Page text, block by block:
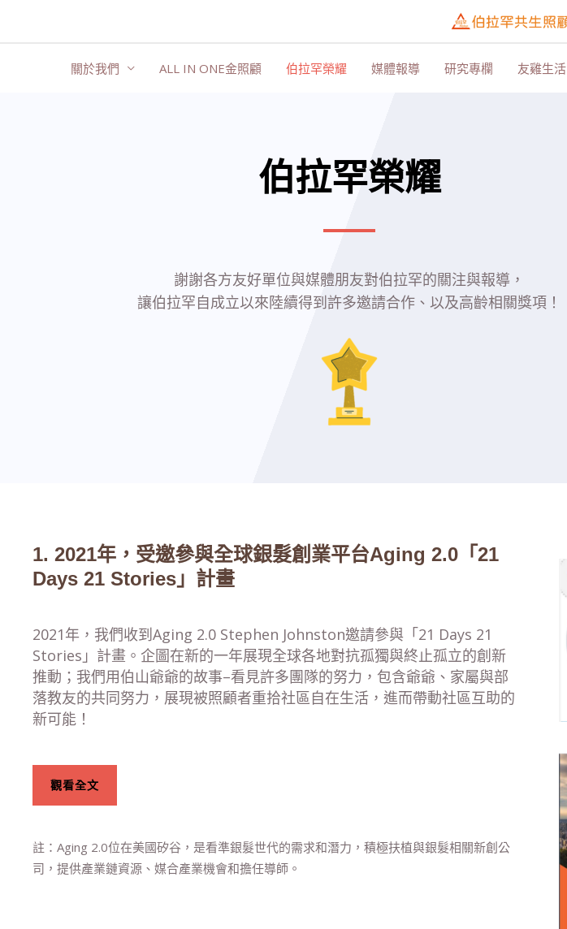
關於我們 ALL IN ONE金照顧 伯拉罕榮耀 媒體報導 研究專欄 友雞生活
伯拉罕榮耀
謝謝各方友好單位與媒體朋友對伯拉罕的關注與報導，
讓伯拉罕自成立以來陸續得到許多邀請合作、以及高齡相關獎項！
1. 2021年，受邀參與全球銀髮創業平台Aging 2.0「21
Days 21 Stories」計畫
2021年，我們收到Aging 2.0 Stephen Johnston邀請參與「21 Days 21
Stories」計畫。企圖在新的一年展現全球各地對抗孤獨與終止孤立的創新
推動；我們用伯山爺爺的故事–看見許多團隊的努力，包含爺爺、家屬與部
落教友的共同努力，展現被照顧者重拾社區自在生活，進而帶動社區互助的
新可能！
觀看全文
註：Aging 2.0位在美國矽谷，是看準銀髮世代的需求和潛力，積極扶植與銀髮相關新創公
司，提供產業鏈資源、媒合產業機會和擔任導師。